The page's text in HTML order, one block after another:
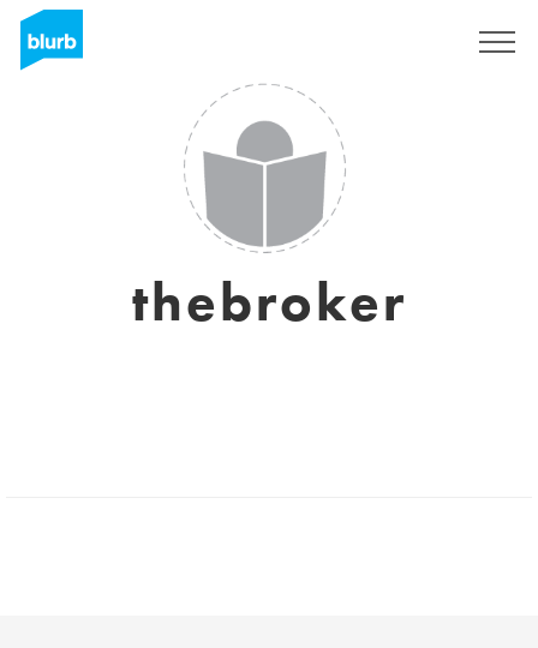
thebroker